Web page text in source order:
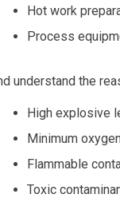
Hot work
Process
understand the
High explosive
Minimum
Flammable
Toxic